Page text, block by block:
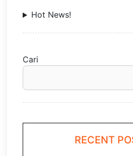
Hot News!
Cari
RECENT